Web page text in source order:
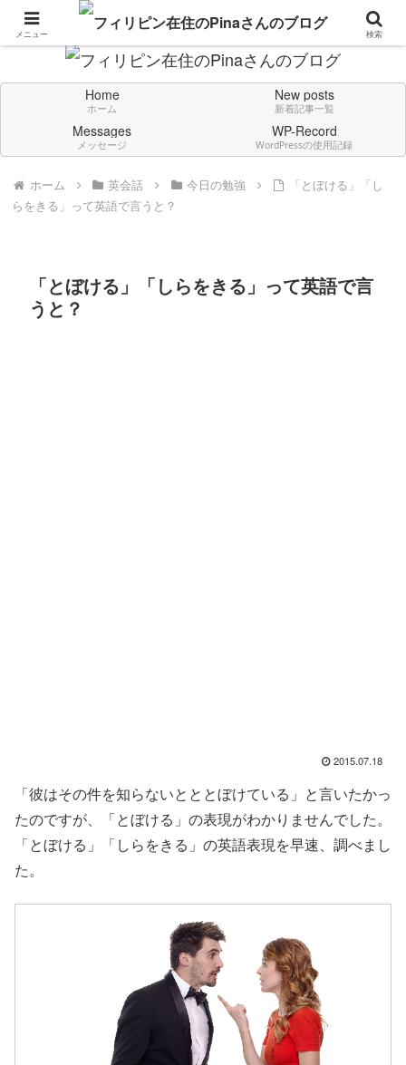
Don't think deeply. Feel always in English.
Home
ホーム
New posts
新着記事一覧
Messages
メッセージ
WP-Record
WordPressの使用記録
ホーム 英会話 今日の勉強
「とぼける」「し
らをきる」って英語で言うと？
「とぼける」「しらをきる」って英語で言
うと？
2015.07.18
「彼はその件を知らないとととぼけている」と言いたかっ
たのですが、「とぼける」の表現がわかりませんでした。
「とぼける」「しらをきる」の英語表現を早速、調べまし
た。
メニュー 検索